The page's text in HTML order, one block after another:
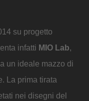
su progetto
infatti MIO Lab,
un ideale mazzo di
La prima tirata
nei disegni del